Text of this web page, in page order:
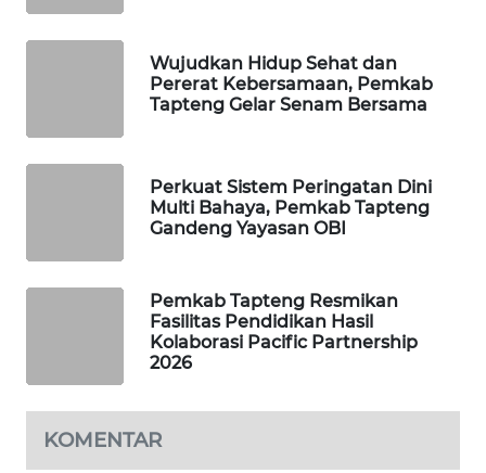
Wujudkan Hidup Sehat dan
Pererat Kebersamaan, Pemkab
Tapteng Gelar Senam Bersama
Perkuat Sistem Peringatan Dini
Multi Bahaya, Pemkab Tapteng
Gandeng Yayasan OBI
Pemkab Tapteng Resmikan
Fasilitas Pendidikan Hasil
Kolaborasi Pacific Partnership
2026
KOMENTAR
METRO
METRO
MEDAN
NEWS